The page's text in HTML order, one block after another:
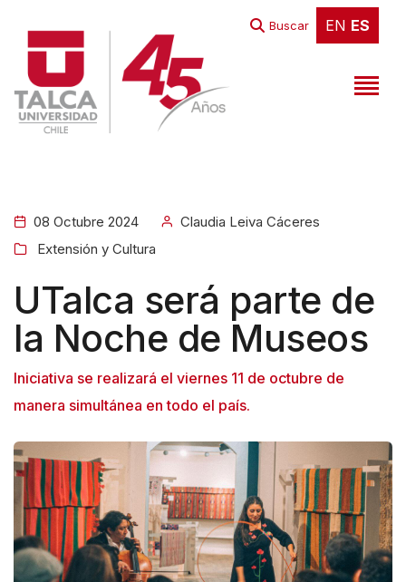
EN ES
Buscar EN ES
08 Octubre 2024
Claudia Leiva Cáceres
Extensión y Cultura
UTalca será parte de
la Noche de Museos
Iniciativa se realizará el viernes 11 de octubre de
manera simultánea en todo el país.